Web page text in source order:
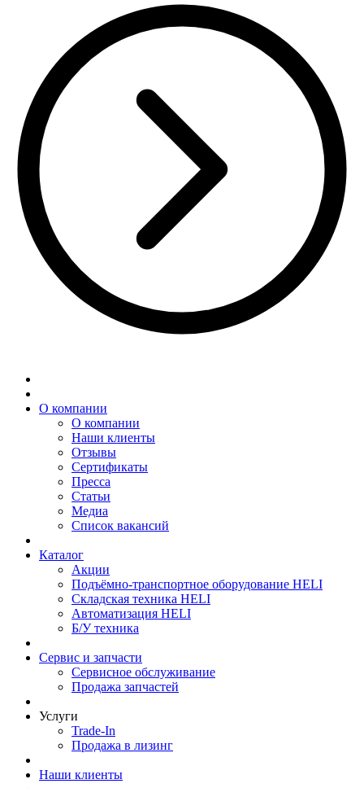
О компании
О компании
Наши клиенты
Отзывы
Сертификаты
Пресса
Статьи
Медиа
Список вакансий
Каталог
Акции
Подъёмно-транспортное оборудование HELI
Складская техника HELI
Автоматизация HELI
Б/У техника
Сервис и запчасти
Сервисное обслуживание
Продажа запчастей
Услуги
Trade-In
Продажа в лизинг
Наши клиенты